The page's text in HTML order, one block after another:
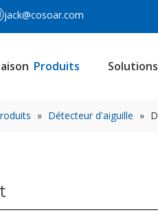
jack@cosoar.com
Produits
» Détecteur d'aiguille »